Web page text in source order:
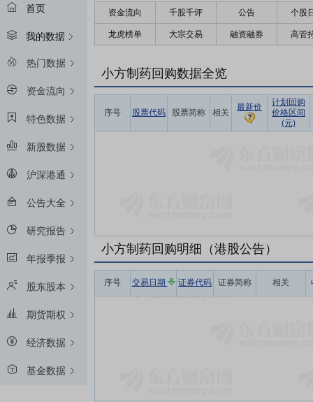
首页
我的数据
热门数据
资金流向
特色数据
新股数据
沪深港通
公告大全
研究报告
年报季报
股东股本
期货期权
经济数据
基金数据
资金流向 千股千评 公告 个股
龙虎榜单 大宗交易 融资融券 高管
小方制药回购数据全览
序号 股票代码 股票简称 相关
最新价
计划回购
价格区间
(元)
小方制药回购明细（港股公告）
序号 交易日期 证券代码 证券简称 相关